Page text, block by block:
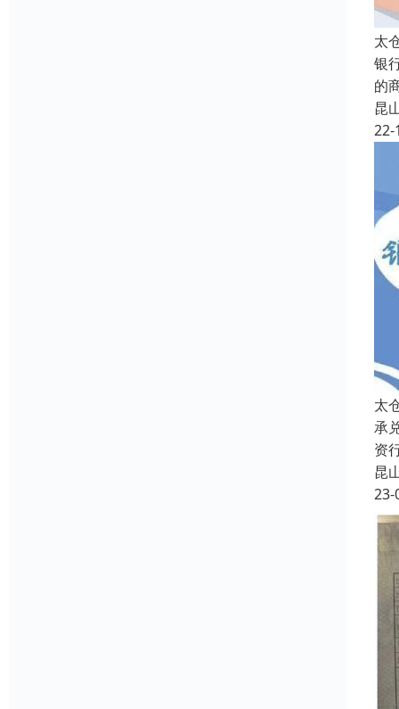
太
银
的
昆
22-
太
承
资
昆
23-